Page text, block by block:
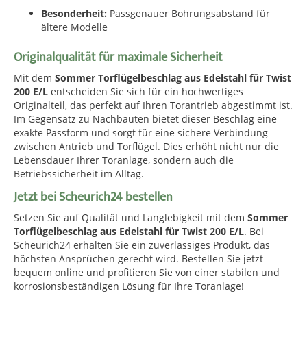
Besonderheit: Passgenauer Bohrungsabstand für
ältere Modelle
Originalqualität für maximale Sicherheit
Mit dem Sommer Torflügelbeschlag aus Edelstahl für Twist
200 E/L entscheiden Sie sich für ein hochwertiges
Originalteil, das perfekt auf Ihren Torantrieb abgestimmt ist.
Im Gegensatz zu Nachbauten bietet dieser Beschlag eine
exakte Passform und sorgt für eine sichere Verbindung
zwischen Antrieb und Torflügel. Dies erhöht nicht nur die
Lebensdauer Ihrer Toranlage, sondern auch die
Betriebssicherheit im Alltag.
Jetzt bei Scheurich24 bestellen
Setzen Sie auf Qualität und Langlebigkeit mit dem Sommer
Torflügelbeschlag aus Edelstahl für Twist 200 E/L. Bei
Scheurich24 erhalten Sie ein zuverlässiges Produkt, das
höchsten Ansprüchen gerecht wird. Bestellen Sie jetzt
bequem online und profitieren Sie von einer stabilen und
korrosionsbeständigen Lösung für Ihre Toranlage!